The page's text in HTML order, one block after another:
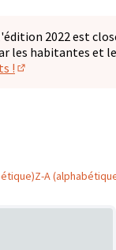
2022 est
les habitantes et
!
Z-A